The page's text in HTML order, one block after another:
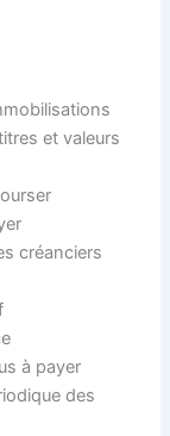
et valeurs
créanciers
à payer
des